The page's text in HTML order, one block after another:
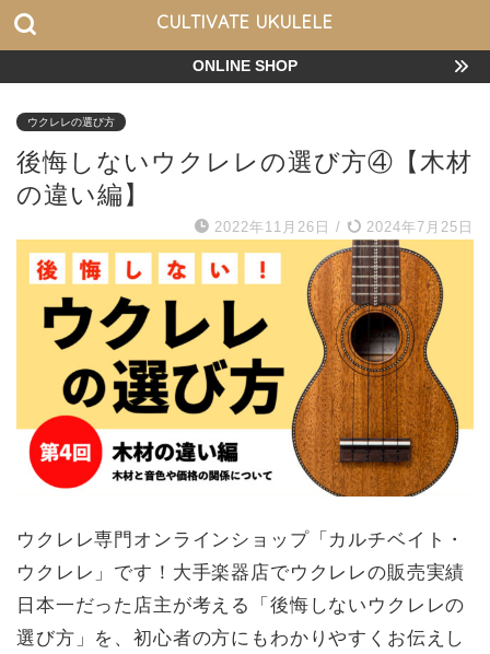
CULTIVATE UKULELE
ONLINE SHOP
ウクレレの選び方
後悔しないウクレレの選び方④【木材
の違い編】
2022年11月26日 / 2024年7月25日
ウクレレ専門オンラインショップ「カルチベイト・
ウクレレ」です！大手楽器店でウクレレの販売実績
日本一だった店主が考える「後悔しないウクレレの
選び方」を、初心者の方にもわかりやすくお伝えし